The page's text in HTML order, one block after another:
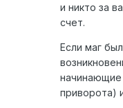
и никто за
счет.
Если маг
начинающие
приворота)